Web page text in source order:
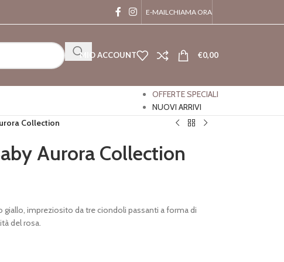
E-MAIL CHIAMA ORA
MIO ACCOUNT €0,00
OFFERTE SPECIALI
NUOVI ARRIVI
Collection
Aurora Collection
giallo, impreziosito da tre ciondoli passanti a forma di
del rosa.